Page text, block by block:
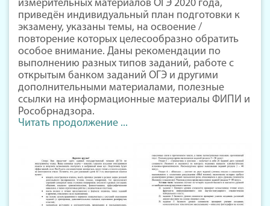
измерительных материалов ОГЭ 2020 года,
приведён индивидуальный план подготовки к
экзамену, указаны темы, на освоение /
повторение которых целесообразно обратить
особое внимание. Даны рекомендации по
выполнению разных типов заданий, работе с
открытым банком заданий ОГЭ и другими
дополнительными материалами, полезные
ссылки на информационные материалы ФИПИ и
Рособрнадзора.
Читать продолжение ...